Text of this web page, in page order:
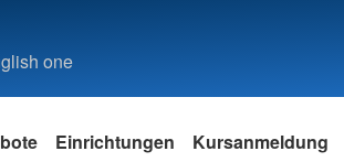
one
Einrichtungen Kursanmeldung